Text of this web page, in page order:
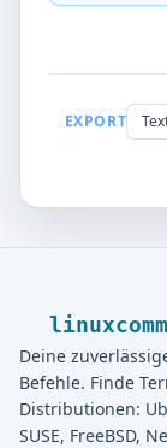
EXPORT
Deine
Befehle. Finde
Distributionen:
SUSE, FreeBSD,